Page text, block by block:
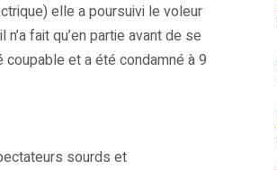
elle a poursuivi le voleur
fait qu’en partie avant de se
et a été condamné à 9
sourds et